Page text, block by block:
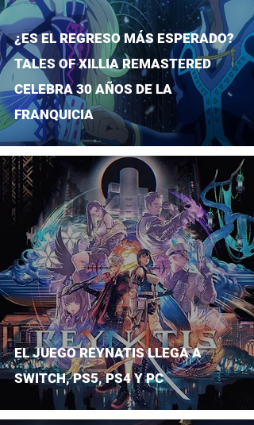
¿ES EL REGRESO MÁS ESPERADO?
TALES OF XILLIA REMASTERED
CELEBRA 30 AÑOS DE LA
FRANQUICIA
EL JUEGO REYNATIS LLEGA A
SWITCH, PS5, PS4 Y PC